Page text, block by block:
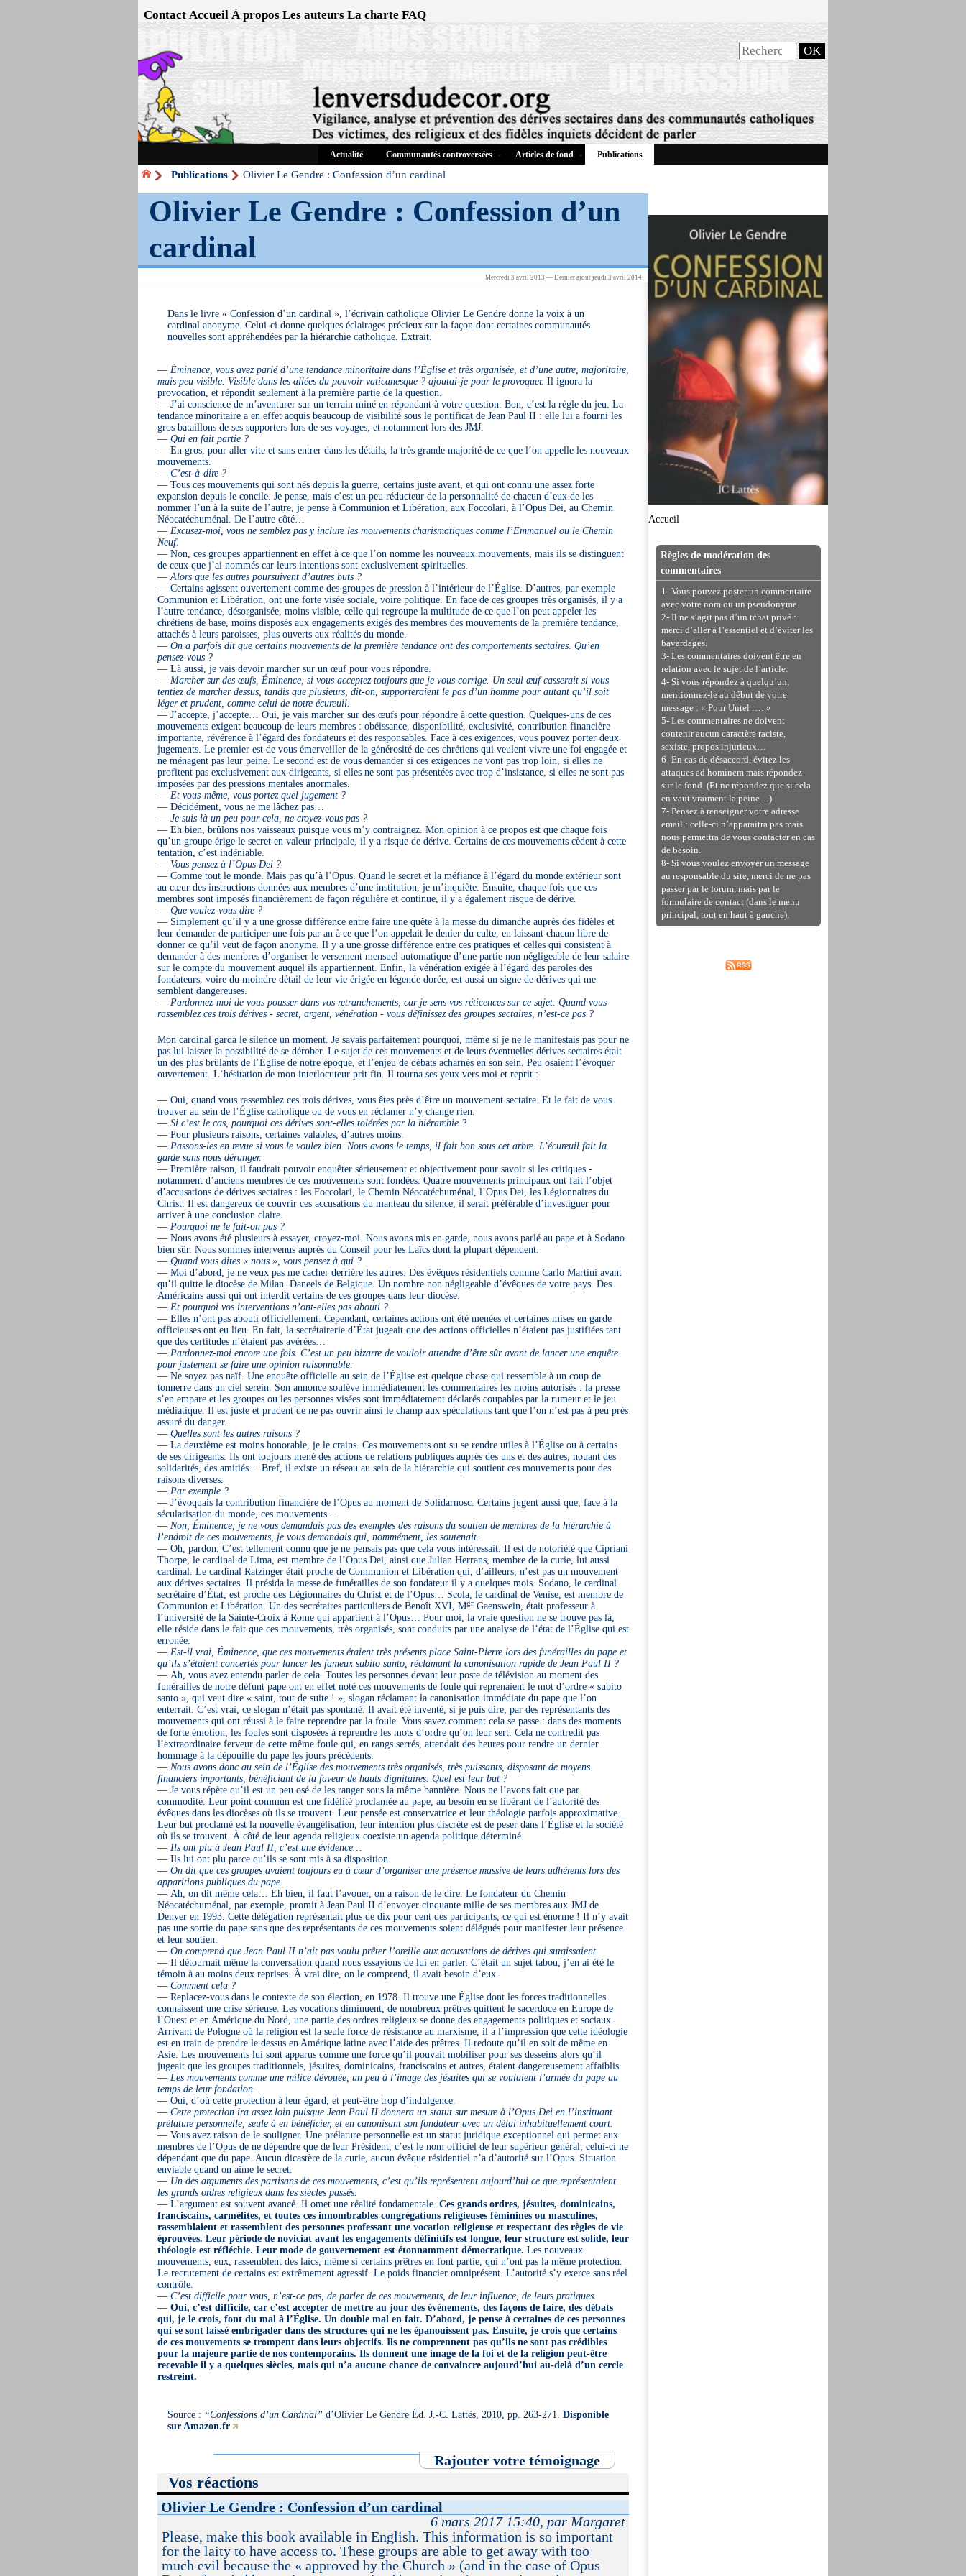
Contact Accueil À propos Les auteurs La charte FAQ
Actualité Communautés controversées Articles de fond Publications
Publications Olivier Le Gendre : Confession d’un cardinal
Olivier Le Gendre : Confession d’un
cardinal
Mercredi 3 avril 2013 — Dernier ajout jeudi 3 avril 2014
Dans le livre « Confession d’un cardinal », l’écrivain catholique Olivier Le Gendre donne la voix à un
cardinal anonyme. Celui-ci donne quelques éclairages précieux sur la façon dont certaines communautés
nouvelles sont appréhendées par la hiérarchie catholique. Extrait.
— Éminence, vous avez parlé d’une tendance minoritaire dans l’Église et très organisée, et d’une autre, majoritaire,
mais peu visible. Visible dans les allées du pouvoir vaticanesque ? ajoutai-je pour le provoquer. Il ignora la
provocation, et répondit seulement à la première partie de la question.
— J’ai conscience de m’aventurer sur un terrain miné en répondant à votre question. Bon, c’est la règle du jeu. La
tendance minoritaire a en effet acquis beaucoup de visibilité sous le pontificat de Jean Paul II : elle lui a fourni les
gros bataillons de ses supporters lors de ses voyages, et notamment lors des JMJ.
— Qui en fait partie ?
— En gros, pour aller vite et sans entrer dans les détails, la très grande majorité de ce que l’on appelle les nouveaux
mouvements.
— C’est-à-dire ?
— Tous ces mouvements qui sont nés depuis la guerre, certains juste avant, et qui ont connu une assez forte
expansion depuis le concile. Je pense, mais c’est un peu réducteur de la personnalité de chacun d’eux de les
nommer l’un à la suite de l’autre, je pense à Communion et Libération, aux Foccolari, à l’Opus Dei, au Chemin
Néocatéchuménal. De l’autre côté…
— Excusez-moi, vous ne semblez pas y inclure les mouvements charismatiques comme l’Emmanuel ou le Chemin
Neuf.
— Non, ces groupes appartiennent en effet à ce que l’on nomme les nouveaux mouvements, mais ils se distinguent
de ceux que j’ai nommés car leurs intentions sont exclusivement spirituelles.
— Alors que les autres poursuivent d’autres buts ?
— Certains agissent ouvertement comme des groupes de pression à l’intérieur de l’Église. D’autres, par exemple
Communion et Libération, ont une forte visée sociale, voire politique. En face de ces groupes très organisés, il y a
l’autre tendance, désorganisée, moins visible, celle qui regroupe la multitude de ce que l’on peut appeler les
chrétiens de base, moins disposés aux engagements exigés des membres des mouvements de la première tendance,
attachés à leurs paroisses, plus ouverts aux réalités du monde.
— On a parfois dit que certains mouvements de la première tendance ont des comportements sectaires. Qu’en
pensez-vous ?
— Là aussi, je vais devoir marcher sur un œuf pour vous répondre.
— Marcher sur des œufs, Éminence, si vous acceptez toujours que je vous corrige. Un seul œuf casserait si vous
tentiez de marcher dessus, tandis que plusieurs, dit-on, supporteraient le pas d’un homme pour autant qu’il soit
léger et prudent, comme celui de notre écureuil.
— J’accepte, j’accepte… Oui, je vais marcher sur des œufs pour répondre à cette question. Quelques-uns de ces
mouvements exigent beaucoup de leurs membres : obéissance, disponibilité, exclusivité, contribution financière
importante, révérence à l’égard des fondateurs et des responsables. Face à ces exigences, vous pouvez porter deux
jugements. Le premier est de vous émerveiller de la générosité de ces chrétiens qui veulent vivre une foi engagée et
ne ménagent pas leur peine. Le second est de vous demander si ces exigences ne vont pas trop loin, si elles ne
profitent pas exclusivement aux dirigeants, si elles ne sont pas présentées avec trop d’insistance, si elles ne sont pas
imposées par des pressions mentales anormales.
— Et vous-même, vous portez quel jugement ?
— Décidément, vous ne me lâchez pas…
— Je suis là un peu pour cela, ne croyez-vous pas ?
— Eh bien, brûlons nos vaisseaux puisque vous m’y contraignez. Mon opinion à ce propos est que chaque fois
qu’un groupe érige le secret en valeur principale, il y a risque de dérive. Certains de ces mouvements cèdent à cette
tentation, c’est indéniable.
— Vous pensez à l’Opus Dei ?
— Comme tout le monde. Mais pas qu’à l’Opus. Quand le secret et la méfiance à l’égard du monde extérieur sont
au cœur des instructions données aux membres d’une institution, je m’inquiète. Ensuite, chaque fois que ces
membres sont imposés financièrement de façon régulière et continue, il y a également risque de dérive.
— Que voulez-vous dire ?
— Simplement qu’il y a une grosse différence entre faire une quête à la messe du dimanche auprès des fidèles et
leur demander de participer une fois par an à ce que l’on appelait le denier du culte, en laissant chacun libre de
donner ce qu’il veut de façon anonyme. Il y a une grosse différence entre ces pratiques et celles qui consistent à
demander à des membres d’organiser le versement mensuel automatique d’une partie non négligeable de leur salaire
sur le compte du mouvement auquel ils appartiennent. Enfin, la vénération exigée à l’égard des paroles des
fondateurs, voire du moindre détail de leur vie érigée en légende dorée, est aussi un signe de dérives qui me
semblent dangereuses.
— Pardonnez-moi de vous pousser dans vos retranchements, car je sens vos réticences sur ce sujet. Quand vous
rassemblez ces trois dérives - secret, argent, vénération - vous définissez des groupes sectaires, n’est-ce pas ?
Mon cardinal garda le silence un moment. Je savais parfaitement pourquoi, même si je ne le manifestais pas pour ne
pas lui laisser la possibilité de se dérober. Le sujet de ces mouvements et de leurs éventuelles dérives sectaires était
un des plus brûlants de l’Église de notre époque, et l’enjeu de débats acharnés en son sein. Peu osaient l’évoquer
ouvertement. L‘hésitation de mon interlocuteur prit fin. Il tourna ses yeux vers moi et reprit :
— Oui, quand vous rassemblez ces trois dérives, vous êtes près d’être un mouvement sectaire. Et le fait de vous
trouver au sein de l’Église catholique ou de vous en réclamer n’y change rien.
— Si c’est le cas, pourquoi ces dérives sont-elles tolérées par la hiérarchie ?
— Pour plusieurs raisons, certaines valables, d’autres moins.
— Passons-les en revue si vous le voulez bien. Nous avons le temps, il fait bon sous cet arbre. L’écureuil fait la
garde sans nous déranger.
— Première raison, il faudrait pouvoir enquêter sérieusement et objectivement pour savoir si les critiques -
notamment d’anciens membres de ces mouvements sont fondées. Quatre mouvements principaux ont fait l’objet
d’accusations de dérives sectaires : les Foccolari, le Chemin Néocatéchuménal, l’Opus Dei, les Légionnaires du
Christ. Il est dangereux de couvrir ces accusations du manteau du silence, il serait préférable d’investiguer pour
arriver à une conclusion claire.
— Pourquoi ne le fait-on pas ?
— Nous avons été plusieurs à essayer, croyez-moi. Nous avons mis en garde, nous avons parlé au pape et à Sodano
bien sûr. Nous sommes intervenus auprès du Conseil pour les Laïcs dont la plupart dépendent.
— Quand vous dites « nous », vous pensez à qui ?
— Moi d’abord, je ne veux pas me cacher derrière les autres. Des évêques résidentiels comme Carlo Martini avant
qu’il quitte le diocèse de Milan. Daneels de Belgique. Un nombre non négligeable d’évêques de votre pays. Des
Américains aussi qui ont interdit certains de ces groupes dans leur diocèse.
— Et pourquoi vos interventions n’ont-elles pas abouti ?
— Elles n’ont pas abouti officiellement. Cependant, certaines actions ont été menées et certaines mises en garde
officieuses ont eu lieu. En fait, la secrétairerie d’État jugeait que des actions officielles n’étaient pas justifiées tant
que des certitudes n’étaient pas avérées…
— Pardonnez-moi encore une fois. C’est un peu bizarre de vouloir attendre d’être sûr avant de lancer une enquête
pour justement se faire une opinion raisonnable.
— Ne soyez pas naïf. Une enquête officielle au sein de l’Église est quelque chose qui ressemble à un coup de
tonnerre dans un ciel serein. Son annonce soulève immédiatement les commentaires les moins autorisés : la presse
s’en empare et les groupes ou les personnes visées sont immédiatement déclarés coupables par la rumeur et le jeu
médiatique. Il est juste et prudent de ne pas ouvrir ainsi le champ aux spéculations tant que l’on n’est pas à peu près
assuré du danger.
— Quelles sont les autres raisons ?
— La deuxième est moins honorable, je le crains. Ces mouvements ont su se rendre utiles à l’Église ou à certains
de ses dirigeants. Ils ont toujours mené des actions de relations publiques auprès des uns et des autres, nouant des
solidarités, des amitiés… Bref, il existe un réseau au sein de la hiérarchie qui soutient ces mouvements pour des
raisons diverses.
— Par exemple ?
— J’évoquais la contribution financière de l’Opus au moment de Solidarnosc. Certains jugent aussi que, face à la
sécularisation du monde, ces mouvements…
— Non, Éminence, je ne vous demandais pas des exemples des raisons du soutien de membres de la hiérarchie à
l’endroit de ces mouvements, je vous demandais qui, nommément, les soutenait.
— Oh, pardon. C’est tellement connu que je ne pensais pas que cela vous intéressait. Il est de notoriété que Cipriani
Thorpe, le cardinal de Lima, est membre de l’Opus Dei, ainsi que Julian Herrans, membre de la curie, lui aussi
cardinal. Le cardinal Ratzinger était proche de Communion et Libération qui, d’ailleurs, n’est pas un mouvement
aux dérives sectaires. Il présida la messe de funérailles de son fondateur il y a quelques mois. Sodano, le cardinal
secrétaire d’État, est proche des Légionnaires du Christ et de l’Opus… Scola, le cardinal de Venise, est membre de
Communion et Libération. Un des secrétaires particuliers de Benoît XVI, MgrGaenswein, était professeur à
l’université de la Sainte-Croix à Rome qui appartient à l’Opus… Pour moi, la vraie question ne se trouve pas là,
elle réside dans le fait que ces mouvements, très organisés, sont conduits par une analyse de l’état de l’Église qui est
erronée.
— Est-il vrai, Éminence, que ces mouvements étaient très présents place Saint-Pierre lors des funérailles du pape et
qu’ils s’étaient concertés pour lancer les fameux subito santo, réclamant la canonisation rapide de Jean Paul II ?
— Ah, vous avez entendu parler de cela. Toutes les personnes devant leur poste de télévision au moment des
funérailles de notre défunt pape ont en effet noté ces mouvements de foule qui reprenaient le mot d’ordre « subito
santo », qui veut dire « saint, tout de suite ! », slogan réclamant la canonisation immédiate du pape que l’on
enterrait. C’est vrai, ce slogan n’était pas spontané. Il avait été inventé, si je puis dire, par des représentants des
mouvements qui ont réussi à le faire reprendre par la foule. Vous savez comment cela se passe : dans des moments
de forte émotion, les foules sont disposées à reprendre les mots d’ordre qu’on leur sert. Cela ne contredit pas
l’extraordinaire ferveur de cette même foule qui, en rangs serrés, attendait des heures pour rendre un dernier
hommage à la dépouille du pape les jours précédents.
— Nous avons donc au sein de l’Église des mouvements très organisés, très puissants, disposant de moyens
financiers importants, bénéficiant de la faveur de hauts dignitaires. Quel est leur but ?
— Je vous répète qu’il est un peu osé de les ranger sous la même bannière. Nous ne l’avons fait que par
commodité. Leur point commun est une fidélité proclamée au pape, au besoin en se libérant de l’autorité des
évêques dans les diocèses où ils se trouvent. Leur pensée est conservatrice et leur théologie parfois approximative.
Leur but proclamé est la nouvelle évangélisation, leur intention plus discrète est de peser dans l’Église et la société
où ils se trouvent. À côté de leur agenda religieux coexiste un agenda politique déterminé.
— Ils ont plu à Jean Paul II, c’est une évidence…
— Ils lui ont plu parce qu’ils se sont mis à sa disposition.
— On dit que ces groupes avaient toujours eu à cœur d’organiser une présence massive de leurs adhérents lors des
apparitions publiques du pape.
— Ah, on dit même cela… Eh bien, il faut l’avouer, on a raison de le dire. Le fondateur du Chemin
Néocatéchuménal, par exemple, promit à Jean Paul II d’envoyer cinquante mille de ses membres aux JMJ de
Denver en 1993. Cette délégation représentait plus de dix pour cent des participants, ce qui est énorme ! Il n’y avait
pas une sortie du pape sans que des représentants de ces mouvements soient délégués pour manifester leur présence
et leur soutien.
— On comprend que Jean Paul II n’ait pas voulu prêter l’oreille aux accusations de dérives qui surgissaient.
— Il détournait même la conversation quand nous essayions de lui en parler. C’était un sujet tabou, j’en ai été le
témoin à au moins deux reprises. À vrai dire, on le comprend, il avait besoin d’eux.
— Comment cela ?
— Replacez-vous dans le contexte de son élection, en 1978. Il trouve une Église dont les forces traditionnelles
connaissent une crise sérieuse. Les vocations diminuent, de nombreux prêtres quittent le sacerdoce en Europe de
l’Ouest et en Amérique du Nord, une partie des ordres religieux se donne des engagements politiques et sociaux.
Arrivant de Pologne où la religion est la seule force de résistance au marxisme, il a l’impression que cette idéologie
est en train de prendre le dessus en Amérique latine avec l’aide des prêtres. Il redoute qu’il en soit de même en
Asie. Les mouvements lui sont apparus comme une force qu’il pouvait mobiliser pour ses desseins alors qu’il
jugeait que les groupes traditionnels, jésuites, dominicains, franciscains et autres, étaient dangereusement affaiblis.
— Les mouvements comme une milice dévouée, un peu à l’image des jésuites qui se voulaient l’armée du pape au
temps de leur fondation.
— Oui, d’où cette protection à leur égard, et peut-être trop d’indulgence.
— Cette protection ira assez loin puisque Jean Paul II donnera un statut sur mesure à l’Opus Dei en l’instituant
prélature personnelle, seule à en bénéficier, et en canonisant son fondateur avec un délai inhabituellement court.
— Vous avez raison de le souligner. Une prélature personnelle est un statut juridique exceptionnel qui permet aux
membres de l’Opus de ne dépendre que de leur Président, c’est le nom officiel de leur supérieur général, celui-ci ne
dépendant que du pape. Aucun dicastère de la curie, aucun évêque résidentiel n’a d’autorité sur l’Opus. Situation
enviable quand on aime le secret.
— Un des arguments des partisans de ces mouvements, c’est qu’ils représentent aujourd’hui ce que représentaient
les grands ordres religieux dans les siècles passés.
— L’argument est souvent avancé. Il omet une réalité fondamentale. Ces grands ordres, jésuites, dominicains,
franciscains, carmélites, et toutes ces innombrables congrégations religieuses féminines ou masculines,
rassemblaient et rassemblent des personnes professant une vocation religieuse et respectant des règles de vie
éprouvées. Leur période de noviciat avant les engagements définitifs est longue, leur structure est solide, leur
théologie est réfléchie. Leur mode de gouvernement est étonnamment démocratique. Les nouveaux
mouvements, eux, rassemblent des laïcs, même si certains prêtres en font partie, qui n’ont pas la même protection.
Le recrutement de certains est extrêmement agressif. Le poids financier omniprésent. L’autorité s’y exerce sans réel
contrôle.
— C’est difficile pour vous, n’est-ce pas, de parler de ces mouvements, de leur influence, de leurs pratiques.
— Oui, c’est difficile, car c’est accepter de mettre au jour des événements, des façons de faire, des débats
qui, je le crois, font du mal à l’Église. Un double mal en fait. D’abord, je pense à certaines de ces personnes
qui se sont laissé embrigader dans des structures qui ne les épanouissent pas. Ensuite, je crois que certains
de ces mouvements se trompent dans leurs objectifs. Ils ne comprennent pas qu’ils ne sont pas crédibles
pour la majeure partie de nos contemporains. Ils donnent une image de la foi et de la religion peut-être
recevable il y a quelques siècles, mais qui n’a aucune chance de convaincre aujourd’hui au-delà d’un cercle
restreint.
Source : “Confessions d’un Cardinal” d’Olivier Le Gendre Éd. J.-C. Lattès, 2010, pp. 263-271. Disponible
sur Amazon.fr
Rajouter votre témoignage
Vos réactions
Olivier Le Gendre : Confession d’un cardinal
6 mars 2017 15:40, par Margaret
Please, make this book available in English. This information is so important
for the laity to have access to. These groups are able to get away with too
much evil because the « approved by the Church » (and in the case of Opus
Accueil
Règles de modération des
commentaires
1- Vous pouvez poster un commentaire
avec votre nom ou un pseudonyme.
2- Il ne s’agit pas d’un tchat privé :
merci d’aller à l’essentiel et d’éviter les
bavardages.
3- Les commentaires doivent être en
relation avec le sujet de l’article.
4- Si vous répondez à quelqu’un,
mentionnez-le au début de votre
message : « Pour Untel :… »
5- Les commentaires ne doivent
contenir aucun caractère raciste,
sexiste, propos injurieux…
6- En cas de désaccord, évitez les
attaques ad hominem mais répondez
sur le fond. (Et ne répondez que si cela
en vaut vraiment la peine…)
7- Pensez à renseigner votre adresse
email : celle-ci n’apparaitra pas mais
nous permettra de vous contacter en cas
de besoin.
8- Si vous voulez envoyer un message
au responsable du site, merci de ne pas
passer par le forum, mais par le
formulaire de contact (dans le menu
principal, tout en haut à gauche).